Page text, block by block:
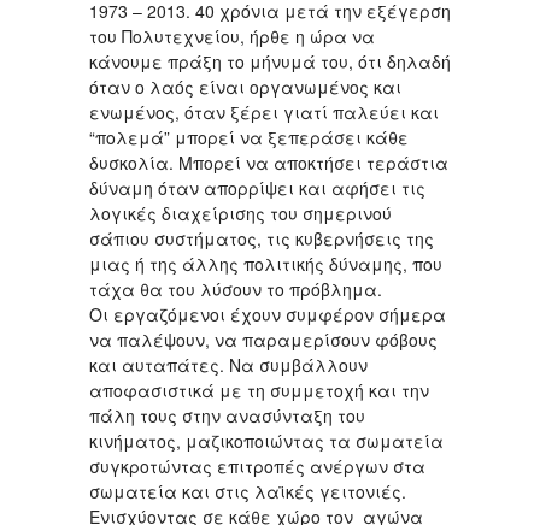
1973 – 2013. 40 χρόνια μετά την εξέγερση
του Πολυτεχνείου, ήρθε η ώρα να
κάνουμε πράξη το μήνυμά του, ότι δηλαδή
όταν ο λαός είναι οργανωμένος και
ενωμένος, όταν ξέρει γιατί παλεύει και
“πολεμά” μπορεί να ξεπεράσει κάθε
δυσκολία. Μπορεί να αποκτήσει τεράστια
δύναμη όταν απορρίψει και αφήσει τις
λογικές διαχείρισης του σημερινού
σάπιου συστήματος, τις κυβερνήσεις της
μιας ή της άλλης πολιτικής δύναμης, που
τάχα θα του λύσουν το πρόβλημα.
Οι εργαζόμενοι έχουν συμφέρον σήμερα
να παλέψουν, να παραμερίσουν φόβους
και αυταπάτες. Να συμβάλλουν
αποφασιστικά με τη συμμετοχή και την
πάλη τους στην ανασύνταξη του
κινήματος, μαζικοποιώντας τα σωματεία
συγκροτώντας επιτροπές ανέργων στα
σωματεία και στις λαϊκές γειτονιές.
Ενισχύοντας σε κάθε χώρο τον αγώνα